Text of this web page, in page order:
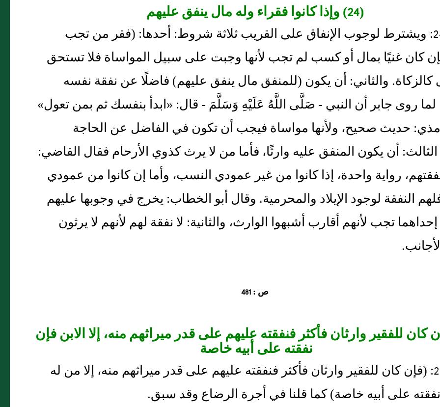
(24) وإذا كانوا فقراء وله مال ينفق عليهم
مسألة 24: ويشترط لوجوب الإنفاق على القريب ثلاثة شروط: أحدها: (فقر من تجب
كان غنيًا بمال أو كسب لم تجب لأنها وجبت على سبيل المواساة فلا تستحق
كالزكاة. والثاني: أن يكون (للمنفق مال ينفق عليهم) فاضلًا عن نفقة نفسه
لما روى جابر أن النبي - صَلَّى اللَّهُ عَلَيْهِ وَسَلَّمَ - قال: «ابدأ بنفسك ثم بمن تعول»
حديث صحيح، ولأنها مواساة فيجب أن تكون في الفاضل عن الحاجة
الثالث: أن يكون المنفق عليه وارثًا، فأما من لا يرث كذوي الأرحام فقال القاضي:
رواية واحدة، إذا كانوا من غير عمودي النسب، وأما إن كانوا من عمودي
النفقة لوجود الإيلاد والمحرمية. وقال أبو الخطاب: يخرج في وجوبها عليهم
تجب لأنهم أقارب أشبهوا الوارث، والثانية: لا نفقة لهم لأنهم لا يرثون
ص : 481
كان للفقير وارثان فأكثر فنفقته عليهم على قدر ميراثهم منه، إلا الابن فإن
نفقته على أبيه خاصة
مسألة 25: (فإن كان للفقير وارثان فأكثر فنفقته عليهم على قدر ميراثهم منه، إلا من له
على أبيه خاصة) كما قلنا في أجرة الرضاع وقد سبق.